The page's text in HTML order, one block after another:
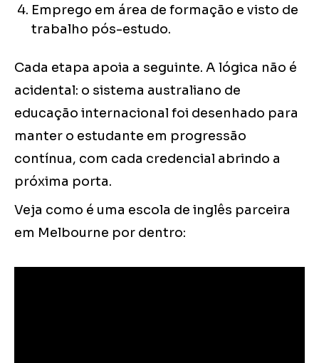
Emprego em área de formação e visto de
trabalho pós-estudo.
Cada etapa apoia a seguinte. A lógica não é
acidental: o sistema australiano de
educação internacional foi desenhado para
manter o estudante em progressão
contínua, com cada credencial abrindo a
próxima porta.
Veja como é uma escola de inglês parceira
em Melbourne por dentro: